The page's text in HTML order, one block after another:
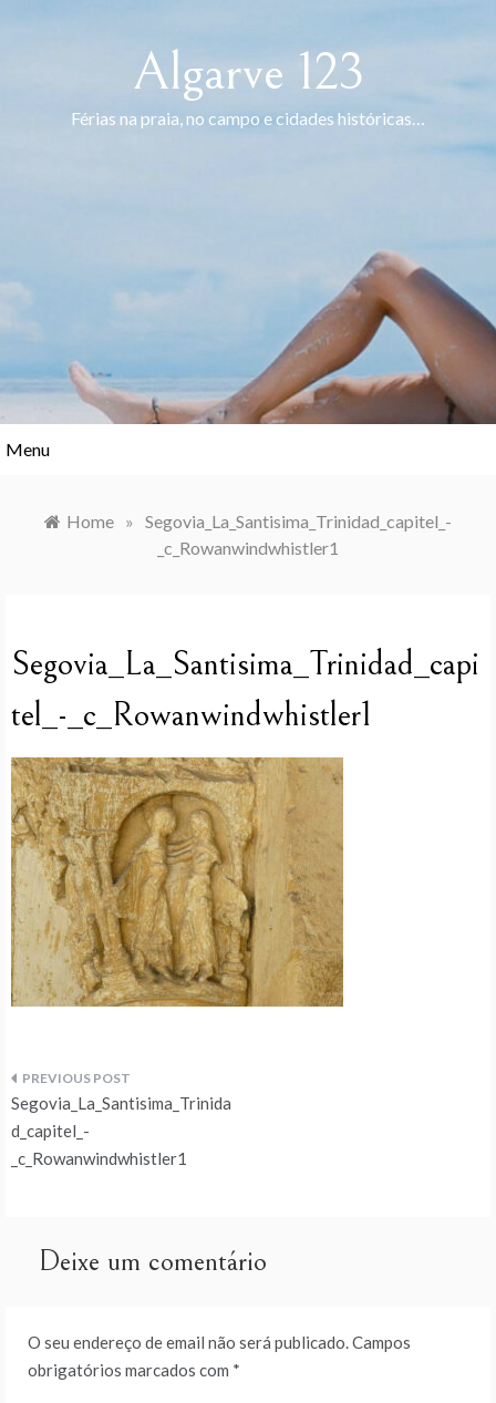
Algarve 123
Férias na praia, no campo e cidades históricas…
Menu
Home » Segovia_La_Santisima_Trinidad_capitel_-
_c_Rowanwindwhistler1
Segovia_La_Santisima_Trinidad_capi
tel_-_c_Rowanwindwhistler1
Navegação
de
Segovia_La_Santisima_Trinida
d_capitel_-
_c_Rowanwindwhistler1
Deixe um comentário
O seu endereço de email não será publicado.Campos
obrigatórios marcados com *